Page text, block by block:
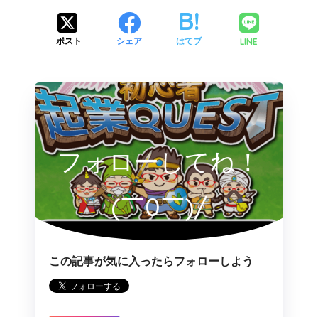
ポスト シェア はてブ LINE
フォローしてね！
(￣0￣)/
この記事が気に入ったらフォローしよう